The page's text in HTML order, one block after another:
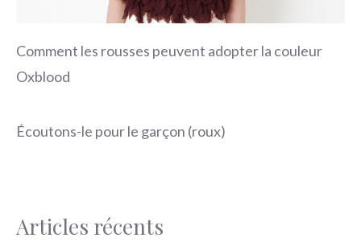
Comment les rousses peuvent adopter la couleur
Oxblood
Écoutons-le pour le garçon (roux)
Articles récents